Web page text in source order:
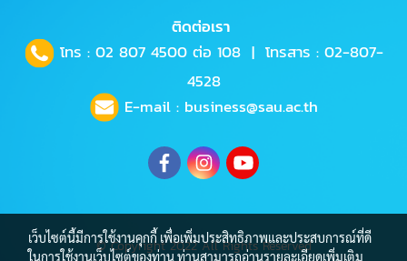
ติดต่อเรา
โทร : 02 807 4500ต่อ 108 | โทรสาร : 02-807-
4528
E-mail : business@sau.ac.th
© Copyright 2022 All Rights Reserved
เว็บไซต์นี้มีการใช้งานคุกกี้ เพื่อเพิ่มประสิทธิภาพและประสบการณ์ที่ดี
ในการใช้งานเว็บไซต์ของท่าน ท่านสามารถอ่านรายละเอียดเพิ่มเติม